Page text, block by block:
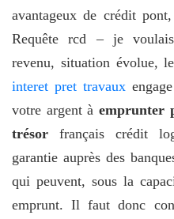
avantageux de crédit
Requête rcd – je
revenu, situation évolue,
interet pret travaux
votre argent àemprunter
trésor français crédit
garantie auprès des
qui peuvent, sous la
emprunt. Il faut donc